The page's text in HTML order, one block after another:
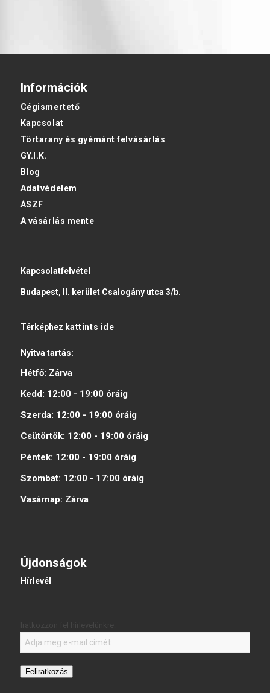
Információk
Cégismertető
Kapcsolat
Törtarany és gyémánt felvásárlás
GY.I.K.
Blog
Adatvédelem
ÁSZF
A vásárlás mente
Kapcsolatfelvétel
Budapest, II. kerület Csalogány utca 3/b.
Térképhez kattints ide
Nyitva tartás:
Hétfő: Zárva
Kedd: 12:00 - 19:00 óráig
Szerda: 12:00 - 19:00 óráig
Csütörtök: 12:00 - 19:00 óráig
Péntek: 12:00 - 19:00 óráig
Szombat: 12:00 - 17:00 óráig
Vasárnap: Zárva
Újdonságok
Hírlevél
Feliratkozás